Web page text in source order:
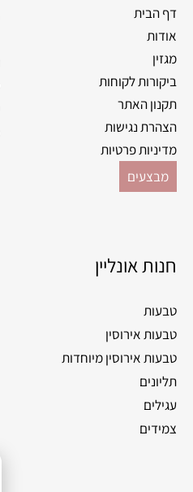
o
k
r
a
m
דף הבית
אודות
מגזין
ביקורות לקוחות
תקנון האתר
הצהרת נגישות
מדיניות פרטיות
מבצעים
חנות אונליין
טבעות
טבעות אירוסין
טבעות אירוסין מיוחדות
תליונים
עגילים
צמידים